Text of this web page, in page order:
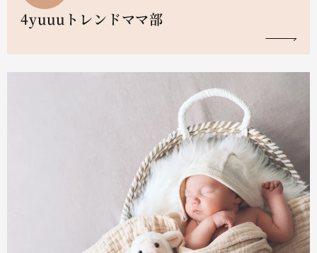
4yuuuトレンドママ部